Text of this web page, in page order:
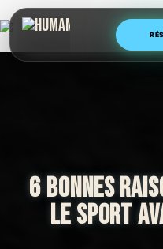
Aller
au
contenu
6 BONNES
LE SPORT